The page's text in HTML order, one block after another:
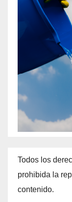
Todos los
prohibida la
contenido.